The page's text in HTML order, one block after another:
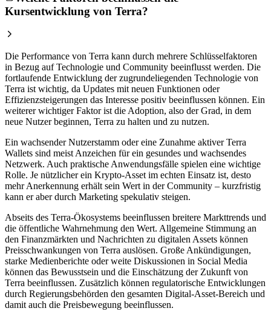
Kursentwicklung von Terra?
Die Performance von Terra kann durch mehrere Schlüsselfaktoren
in Bezug auf Technologie und Community beeinflusst werden. Die
fortlaufende Entwicklung der zugrundeliegenden Technologie von
Terra ist wichtig, da Updates mit neuen Funktionen oder
Effizienzsteigerungen das Interesse positiv beeinflussen können. Ein
weiterer wichtiger Faktor ist die Adoption, also der Grad, in dem
neue Nutzer beginnen, Terra zu halten und zu nutzen.
Ein wachsender Nutzerstamm oder eine Zunahme aktiver Terra
Wallets sind meist Anzeichen für ein gesundes und wachsendes
Netzwerk. Auch praktische Anwendungsfälle spielen eine wichtige
Rolle. Je nützlicher ein Krypto-Asset im echten Einsatz ist, desto
mehr Anerkennung erhält sein Wert in der Community – kurzfristig
kann er aber durch Marketing spekulativ steigen.
Abseits des Terra-Ökosystems beeinflussen breitere Markttrends und
die öffentliche Wahrnehmung den Wert. Allgemeine Stimmung an
den Finanzmärkten und Nachrichten zu digitalen Assets können
Preisschwankungen von Terra auslösen. Große Ankündigungen,
starke Medienberichte oder weite Diskussionen in Social Media
können das Bewusstsein und die Einschätzung der Zukunft von
Terra beeinflussen. Zusätzlich können regulatorische Entwicklungen
durch Regierungsbehörden den gesamten Digital-Asset-Bereich und
damit auch die Preisbewegung beeinflussen.